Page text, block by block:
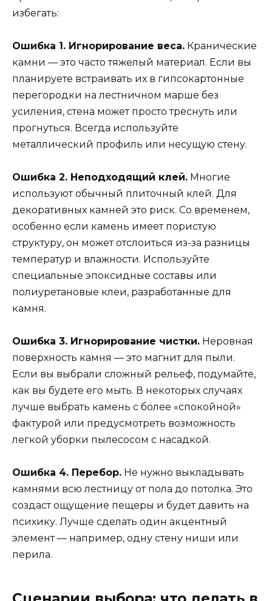
избегать:
Ошибка 1. Игнорирование веса. Кранические
камни — это часто тяжелый материал. Если вы
планируете встраивать их в гипсокартонные
перегородки на лестничном марше без
усиления, стена может просто треснуть или
прогнуться. Всегда используйте
металлический профиль или несущую стену.
Ошибка 2. Неподходящий клей. Многие
используют обычный плиточный клей. Для
декоративных камней это риск. Со временем,
особенно если камень имеет пористую
структуру, он может отслоиться из-за разницы
температур и влажности. Используйте
специальные эпоксидные составы или
полиуретановые клеи, разработанные для
камня.
Ошибка 3. Игнорирование чистки. Неровная
поверхность камня — это магнит для пыли.
Если вы выбрали сложный рельеф, подумайте,
как вы будете его мыть. В некоторых случаях
лучше выбрать камень с более «спокойной»
фактурой или предусмотреть возможность
легкой уборки пылесосом с насадкой.
Ошибка 4. Перебор. Не нужно выкладывать
камнями всю лестницу от пола до потолка. Это
создаст ощущение пещеры и будет давить на
психику. Лучше сделать один акцентный
элемент — например, одну стену ниши или
перила.